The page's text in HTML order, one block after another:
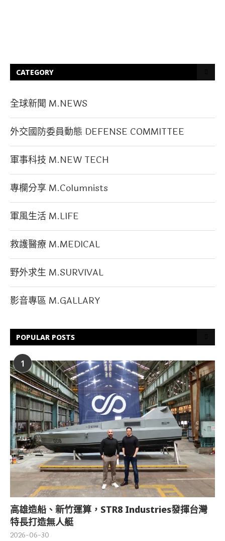
CATEGORY
全球新聞 M.NEWS
外交國防委員動態 DEFENSE COMMITTEE
軍事科技 M.NEW TECH
專欄分享 M.Columnists
軍風生活 M.LIFE
救護醫療 M.MEDICAL
野外求生 M.SURVIVAL
影音專區 M.GALLARY
POPULAR POSTS
1
高雄造船、新竹運算，STR8 Industries發揮台灣
特長打造無人艇
2026-06-30